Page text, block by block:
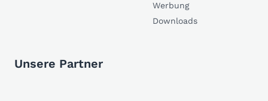
Werbung
Downloads
Unsere Partner